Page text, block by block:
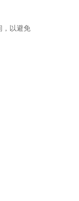
，以避免